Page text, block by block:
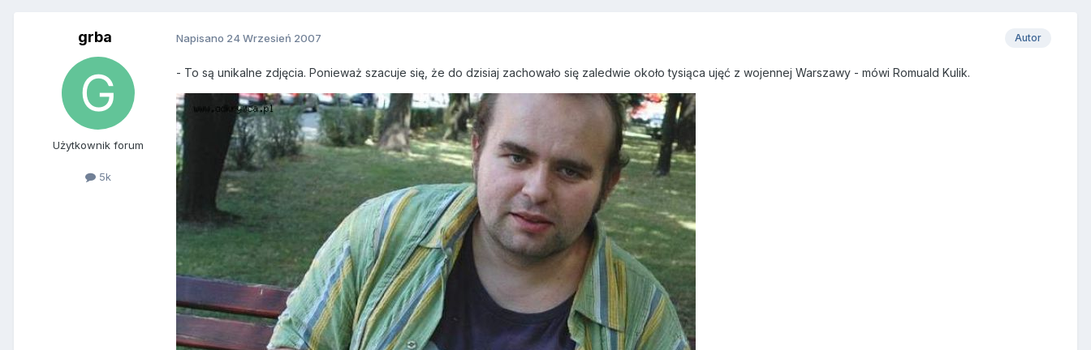
grba
Użytkownik forum
5k
Autor
Napisano 24 Wrzesień 2007
- To są unikalne zdjęcia. Ponieważ szacuje się, że do dzisiaj zachowało się zaledwie około tysiąca ujęć z wojennej Warszawy - mówi Romuald Kulik.